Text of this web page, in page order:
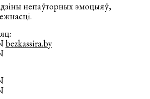
непаўторных эмоцыяў,
bezkassira.by